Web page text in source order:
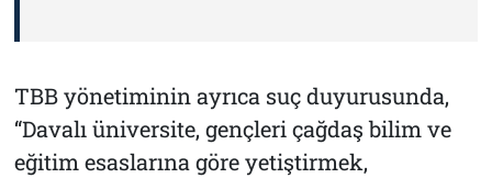
TBB yönetiminin ayrıca suç duyurusunda,
“Davalı üniversite, gençleri çağdaş bilim ve
eğitim esaslarına göre yetiştirmek,